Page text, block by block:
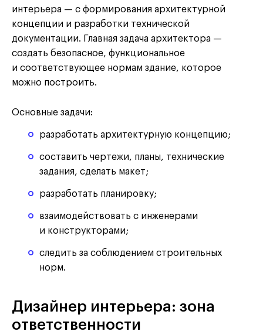
интерьера — с формирования архитектурной
концепции и разработки технической
документации. Главная задача архитектора —
создать безопасное, функциональное
и соответствующее нормам здание, которое
можно построить.
Основные задачи:
разработать архитектурную концепцию;
составить чертежи, планы, технические
задания, сделать макет;
разработать планировку;
взаимодействовать с инженерами
и конструкторами;
следить за соблюдением строительных
норм.
Дизайнер интерьера: зона
ответственности